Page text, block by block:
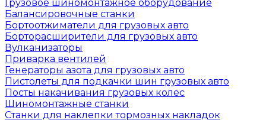
Грузовое шиномонтажное оборудование
Балансировочные станки
Бортоотжиматели для грузовых авто
Борторасширители для грузовых авто
Вулканизаторы
Приварка вентилей
Генераторы азота для грузовых авто
Пистолеты для подкачки шин грузовых авто
Посты накачивания грузовых колес
Шиномонтажные станки
Станки для наклепки тормозных накладок